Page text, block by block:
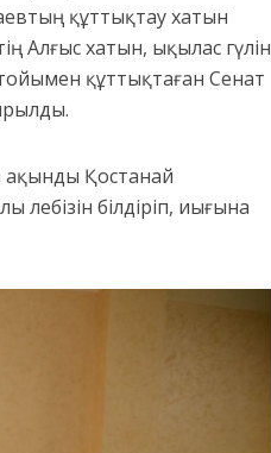
құттықтау хатын
Алғыс хатын, ықылас гүлін
құттықтаған Сенат
ақынды Қостанай
білдіріп, иығына